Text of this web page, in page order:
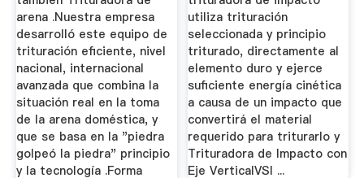
arena .Nuestra empresa
desarrolló este equipo de
trituración eficiente, nivel
nacional, internacional
avanzada que combina la
situación real en la toma
de la arena doméstica, y
que se basa en la "piedra
golpeó la piedra" principio
y la tecnología .Forma
utiliza trituración
seleccionada y principio
triturado, directamente al
elemento duro y ejerce
suficiente energía cinética
a causa de un impacto que
convertirá el material
requerido para triturarlo y
Trituradora de Impacto con
Eje VerticalVSI ...